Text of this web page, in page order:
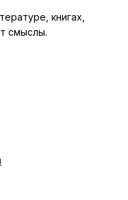
книгах,
смыслы.